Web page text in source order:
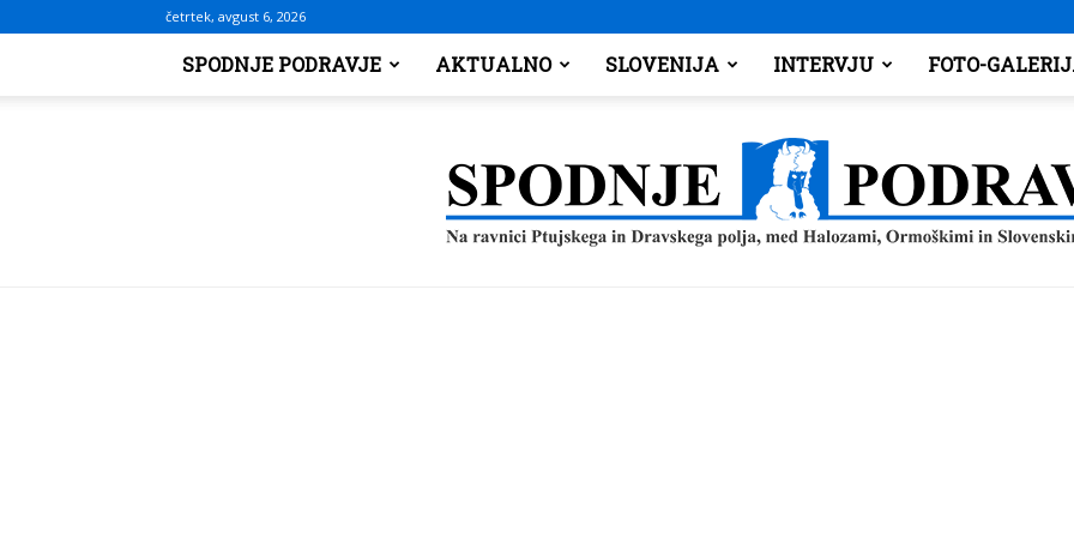
četrtek, avgust 6, 2026
SPODNJE PODRAVJE AKTUALNO SLOVENIJA INTERVJU FOTO-